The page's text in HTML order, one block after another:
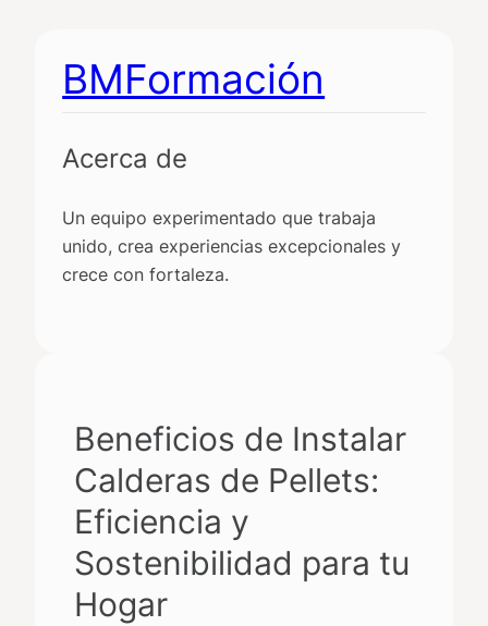
contenido
BMFormación
Acerca de
Un equipo experimentado que trabaja
unido, crea experiencias excepcionales y
crece con fortaleza.
Beneficios de Instalar
Calderas de Pellets:
Eficiencia y
Sostenibilidad para tu
Hogar